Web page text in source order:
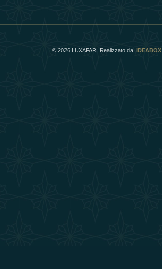
© 2026 LUXAFAR. Realizzato da IDEABOX